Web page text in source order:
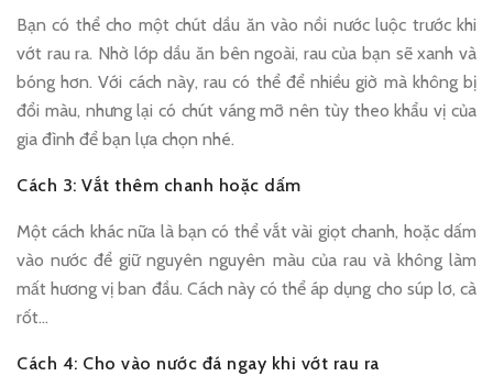
Bạn có thể cho một chút dầu ăn vào nồi nước luộc trước khi
vớt rau ra. Nhờ lớp dầu ăn bên ngoài, rau của bạn sẽ xanh và
bóng hơn. Với cách này, rau có thể để nhiều giờ mà không bị
đổi màu, nhưng lại có chút váng mỡ nên tùy theo khẩu vị của
gia đình để bạn lựa chọn nhé.
Cách 3: Vắt thêm chanh hoặc dấm
Một cách khác nữa là bạn có thể vắt vài giọt chanh, hoặc dấm
vào nước để giữ nguyên nguyên màu của rau và không làm
mất hương vị ban đầu. Cách này có thể áp dụng cho súp lơ, cà
rốt…
Cách 4: Cho vào nước đá ngay khi vớt rau ra